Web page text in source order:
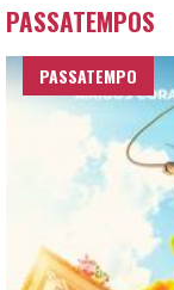
PASSATEMPOS
PASSATEMPO